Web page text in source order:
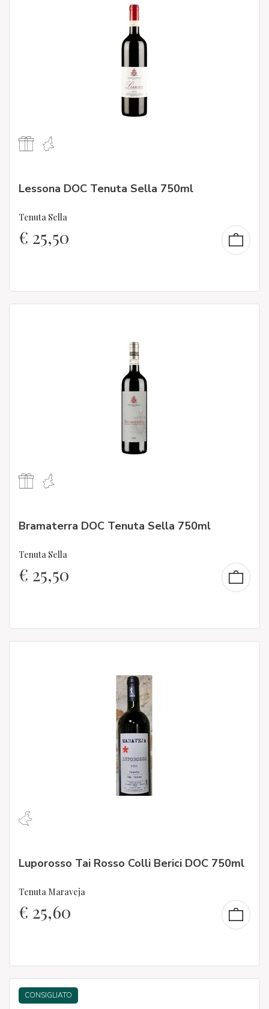
Lessona DOC Tenuta Sella 750ml
Tenuta Sella
€ 25,50
Bramaterra DOC Tenuta Sella 750ml
Tenuta Sella
€ 25,50
Luporosso Tai Rosso Colli Berici DOC 750ml
Tenuta Maraveja
€ 25,60
CONSIGLIATO